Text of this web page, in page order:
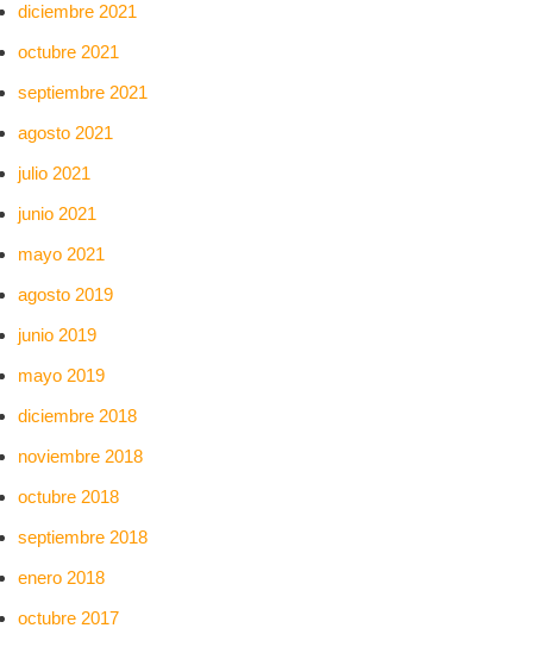
diciembre 2021
octubre 2021
septiembre 2021
agosto 2021
julio 2021
junio 2021
mayo 2021
agosto 2019
junio 2019
mayo 2019
diciembre 2018
noviembre 2018
octubre 2018
septiembre 2018
enero 2018
octubre 2017